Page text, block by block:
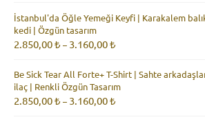
-
İstanbul'da Öğle Yemeği Keyfi | Karakalem
kedi | Özgün tasarım
2.850,00₺ – 3.160,00₺
-
3.160,00 ₺
Be Sick Tear All Forte+ T-Shirt | Sahte
ilaç | Renkli Özgün Tasarım
2.850,00₺ – 3.160,00₺